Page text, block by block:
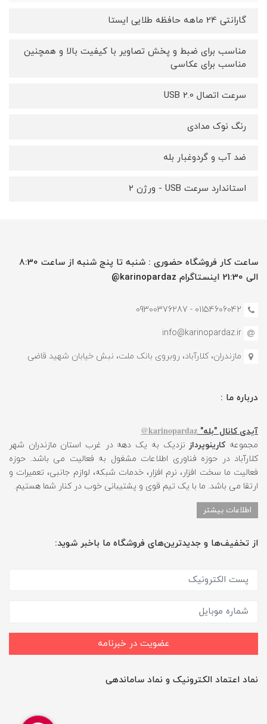
گارانتی 24 ماهه حافظه طلایی ایستا
مناسب برای ضبط و پخش تصاویر با کیفیت بالا و همچنین
مناسب برای عکاسی
سرعت اتصال USB 2.0
رنگ نوک مدادی
ضد آب و گردوغبار بله
استاندارد سرعت USB - ورژن 2
ساعت کار فروشگاه حضوری : شنبه تا پنج شنبه از ساعت 8:30
الی 21:30 اینستاگرام karinopardaz@
01154606042 - 09300376287
info@karinopardaz.ir
مازندران، کلارآباد، روبروی بانک ملت، نبش خیابان شهید قاضی
درباره ما :
آیدی کانال "بله" karinopardaz@
مجموعهکارینوپرداز نزدیک به یک دهه در غرب استان مازندران شهر
کلارآباد در حوزه فناوری اطلاعات مشغول به فعالیت می باشد. حوزه
فعالیت ما سخت افزار، نرم افزار، خدمات شبکه، لوازم جانبی، تعمیرات و
ارتقا می باشد. ما با یک تیم قوی و پشتیبانی خوب در کنار شما هستیم.
اطلاعات بیشتر
از تخفیف‌ها و جدیدترین‌های فروشگاه ما باخبر شوید:
عضویت در خبرنامه
نماد اعتماد الکترونیک و نماد ساماندهی